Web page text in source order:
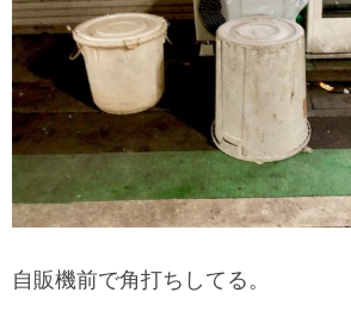
自販機前で角打ちしてる。